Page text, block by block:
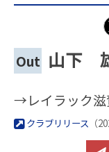
Out 山下
→レイラック滋
クラブリリース （